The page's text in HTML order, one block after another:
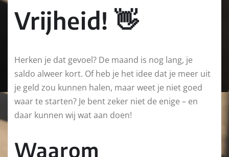
Vrijheid! 👋
Herken je dat gevoel? De maand is nog lang, je
saldo alweer kort. Of heb je het idee dat je meer uit
je geld zou kunnen halen, maar weet je niet goed
waar te starten? Je bent zeker niet de enige – en
daar kunnen wij wat aan doen!
Waarom